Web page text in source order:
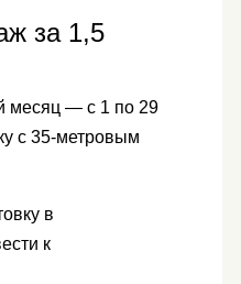
за 1,5
месяц — с 1 по 29
с 35-метровым
в
к